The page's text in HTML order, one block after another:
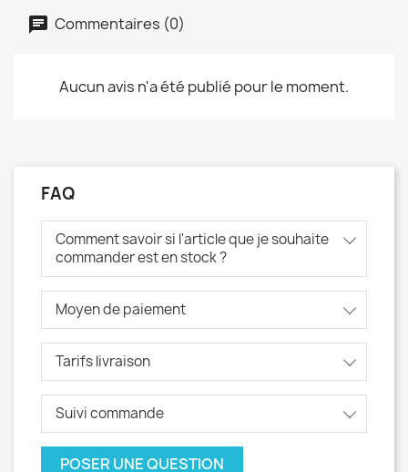
Commentaires (0)
Aucun avis n'a été publié pour le moment.
FAQ
Comment savoir si l'article que je souhaite
commander est en stock ?
Moyen de paiement
Tarifs livraison
Suivi commande
POSER UNE QUESTION